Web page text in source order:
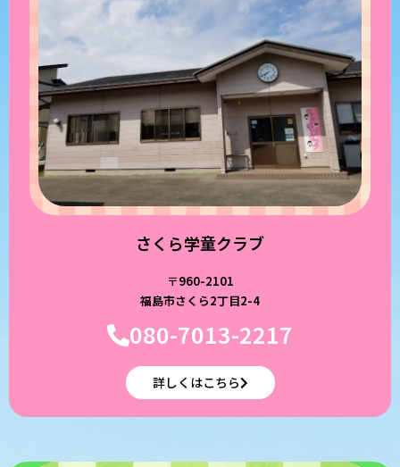
さくら学童クラブ
〒960-2101
福島市さくら2丁目2-4
080-7013-2217
詳しくはこちら